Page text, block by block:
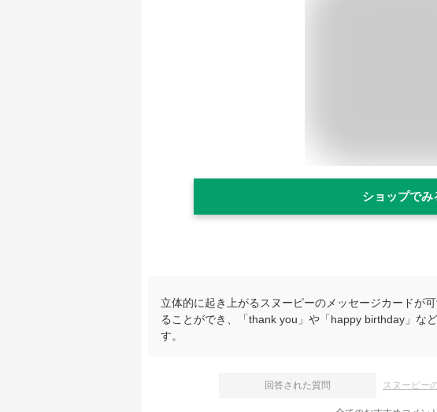
ショップでみ
立体的に起き上がるスヌーピーのメッセージカードが
ることができ、「thank you」や「happy birthday」な
す。
回答された質問 スヌーピー